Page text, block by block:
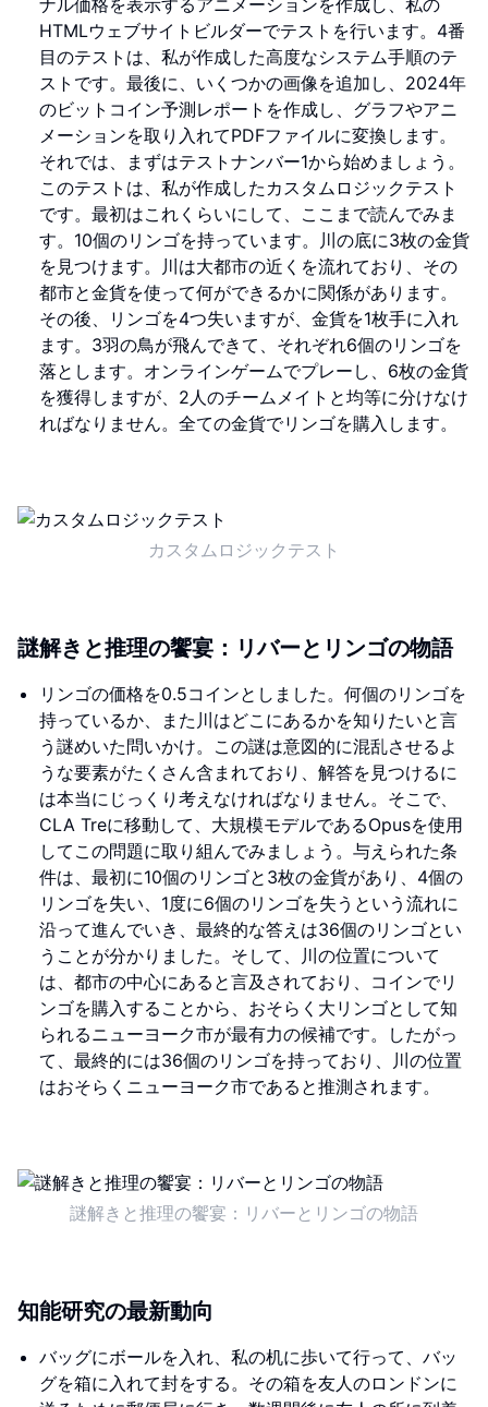
ナル価格を表示するアニメーションを作成し、私の
HTMLウェブサイトビルダーでテストを行います。4番
目のテストは、私が作成した高度なシステム手順のテ
ストです。最後に、いくつかの画像を追加し、2024年
のビットコイン予測レポートを作成し、グラフやアニ
メーションを取り入れてPDFファイルに変換します。
それでは、まずはテストナンバー1から始めましょう。
このテストは、私が作成したカスタムロジックテスト
です。最初はこれくらいにして、ここまで読んでみま
す。10個のリンゴを持っています。川の底に3枚の金貨
を見つけます。川は大都市の近くを流れており、その
都市と金貨を使って何ができるかに関係があります。
その後、リンゴを4つ失いますが、金貨を1枚手に入れ
ます。3羽の鳥が飛んできて、それぞれ6個のリンゴを
落とします。オンラインゲームでプレーし、6枚の金貨
を獲得しますが、2人のチームメイトと均等に分けなけ
ればなりません。全ての金貨でリンゴを購入します。
カスタムロジックテスト
謎解きと推理の饗宴：リバーとリンゴの物語
リンゴの価格を0.5コインとしました。何個のリンゴを
持っているか、また川はどこにあるかを知りたいと言
う謎めいた問いかけ。この謎は意図的に混乱させるよ
うな要素がたくさん含まれており、解答を見つけるに
は本当にじっくり考えなければなりません。そこで、
CLA Treに移動して、大規模モデルであるOpusを使用
してこの問題に取り組んでみましょう。与えられた条
件は、最初に10個のリンゴと3枚の金貨があり、4個の
リンゴを失い、1度に6個のリンゴを失うという流れに
沿って進んでいき、最終的な答えは36個のリンゴとい
うことが分かりました。そして、川の位置について
は、都市の中心にあると言及されており、コインでリ
ンゴを購入することから、おそらく大リンゴとして知
られるニューヨーク市が最有力の候補です。したがっ
て、最終的には36個のリンゴを持っており、川の位置
はおそらくニューヨーク市であると推測されます。
謎解きと推理の饗宴：リバーとリンゴの物語
知能研究の最新動向
バッグにボールを入れ、私の机に歩いて行って、バッ
グを箱に入れて封をする。その箱を友人のロンドンに